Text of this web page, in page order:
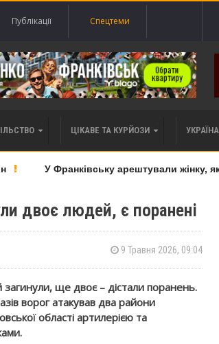
Публікації Спецтеми
ЦІКАВЕ ТА КУРЙОЗИ
У Франківську арештували жінку,
двоє людей, є поранені
9 Травня 2026, 09:04
ще двоє – дістали поранень.
ворог атакував два райони
області артилерією та